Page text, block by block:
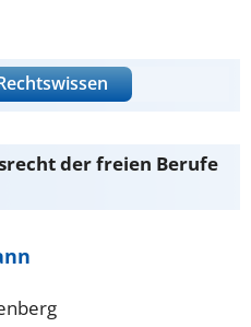
der freien Berufe